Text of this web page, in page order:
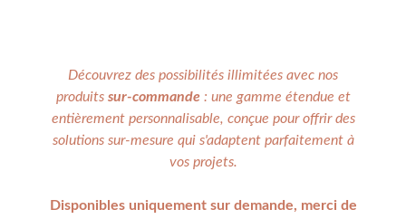
Découvrez des possibilités illimitées avec nos
produits sur-commande : une gamme étendue et
entièrement personnalisable, conçue pour offrir des
solutions sur-mesure qui s'adaptent parfaitement à
vos projets.
Disponibles uniquement sur demande, merci de